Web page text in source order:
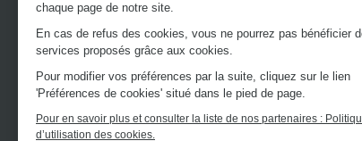
chaque page de notre site.
En cas de refus des cookies, vous ne pourrez pas bénéficier
services proposés grâce aux cookies.
Pour modifier vos préférences par la suite, cliquez sur le lien
'Préférences de cookies' situé dans le pied de page.
Pour en savoir plus et consulter la liste de nos partenaires :
d’utilisation des cookies.
Nos autres sites :VOTRE BOUTIQUE EN LIGNE